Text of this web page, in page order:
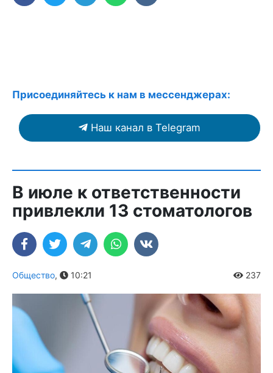
Присоединяйтесь к нам в мессенджерах:
Наш канал в Telegram
В июле к ответственности
привлекли 13 стоматологов
Общество, 10:21 237